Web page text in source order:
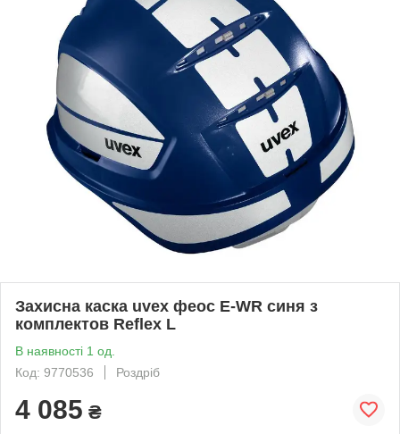
Захисна каска uvex феос E-WR синя з
комплектов Reflex L
В наявності 1 од.
Код: 9770536
Роздріб
4 085 ₴